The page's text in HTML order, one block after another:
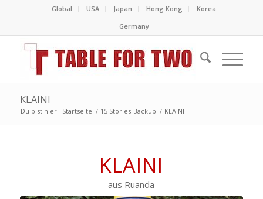
Global USA Japan Hong Kong
Korea
Germany
KLAINI
Du bist hier: Startseite / 15 Stories-Backup / KLAINI
KLAINI
aus Ruanda